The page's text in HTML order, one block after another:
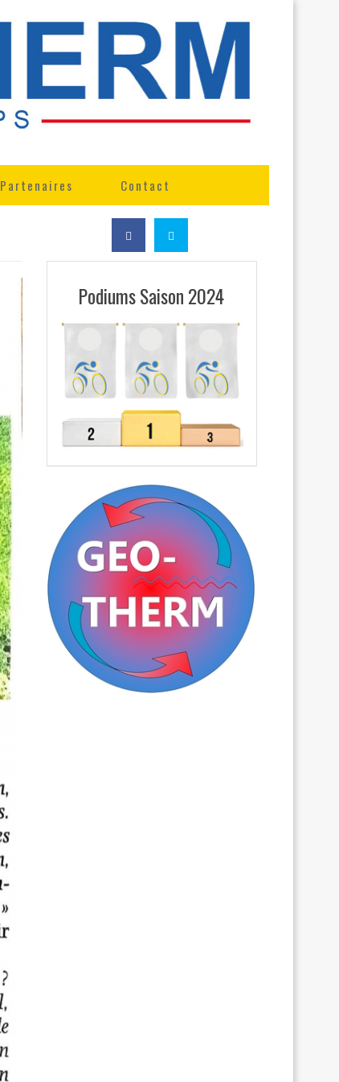
Partenaires Contact
Podiums Saison 2024